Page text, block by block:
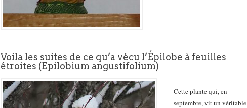
Voila les suites de ce qu’a vécu l’Épilobe à feuilles
étroites (Epilobium angustifolium)
Cette plante qui, en
septembre, vit un véritable